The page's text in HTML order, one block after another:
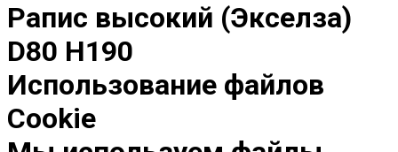
Рапис высокий (Экселза)
D80 H190
Использование файлов
Cookie